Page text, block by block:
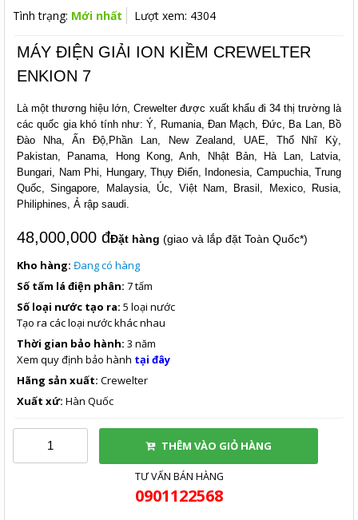
Tình trạng: Mới nhất Lượt xem: 4304
MÁY ĐIỆN GIẢI ION KIỀM CREWELTER
ENKION 7
Là một thương hiệu lớn, Crewelter được xuất khẩu đi 34 thị trường là
các quốc gia khó tính như: Ý, Rumania, Đan Mạch, Đức, Ba Lan, Bồ
Đào Nha, Ấn Độ,Phần Lan, New Zealand, UAE, Thổ Nhĩ Kỳ,
Pakistan, Panama, Hong Kong, Anh, Nhật Bản, Hà Lan, Latvia,
Bungari, Nam Phi, Hungary, Thụy Điển, Indonesia, Campuchia, Trung
Quốc, Singapore, Malaysia, Úc, Việt Nam, Brasil, Mexico, Rusia,
Philiphines, Ả rập saudi.
48,000,000 đĐặt hàng (giao và lắp đặt Toàn Quốc*)
Kho hàng: Đang có hàng
Số tấm lá điện phân: 7 tấm
Số loại nước tạo ra: 5 loại nước
Tạo ra các loại nước khác nhau
Thời gian bảo hành: 3 năm
Xem quy định bảo hành tại đây
Hãng sản xuất: Crewelter
Xuất xứ: Hàn Quốc
THÊM VÀO GIỎ HÀNG
TƯ VẤN BÁN HÀNG
0901122568